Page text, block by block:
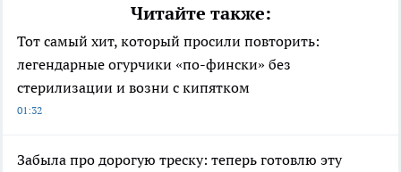
Читайте также:
Тот самый хит, который просили повторить:
легендарные огурчики «по-фински» без
стерилизации и возни с кипятком
01:32
Забыла про дорогую треску: теперь готовлю эту